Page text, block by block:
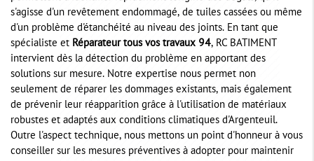
s'agisse d'un revêtement endommagé, de tuiles cassées ou même
d'un problème d'étanchéité au niveau des joints. En tant que
spécialiste et Réparateur tous vos travaux 94, RC BATIMENT
intervient dès la détection du problème en apportant des
solutions sur mesure. Notre expertise nous permet non
seulement de réparer les dommages existants, mais également
de prévenir leur réapparition grâce à l'utilisation de matériaux
robustes et adaptés aux conditions climatiques d'Argenteuil.
Outre l'aspect technique, nous mettons un point d'honneur à vous
conseiller sur les mesures préventives à adopter pour maintenir